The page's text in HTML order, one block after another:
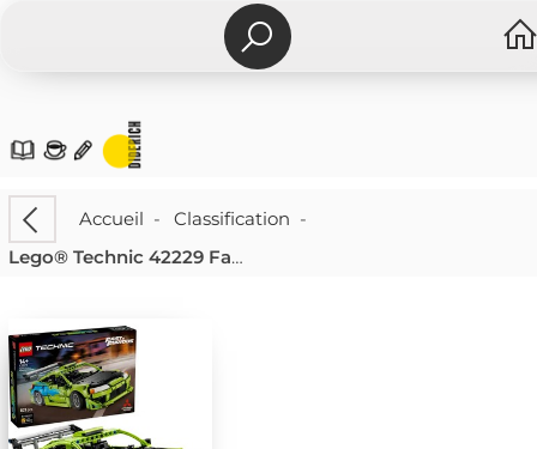
Accueil - Classification -
Lego® Technic 42229 Fast And Furious Mitsubishi Eclipse Auto